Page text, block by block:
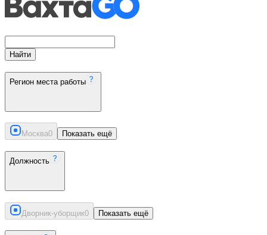
Найти
Регион места работы
Москва0 Показать ещё
Должность
Дворник-уборщик0 Показать ещё